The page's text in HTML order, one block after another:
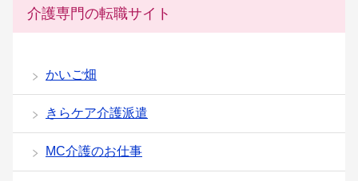
介護専門の転職サイト
かいご畑
きらケア介護派遣
MC介護のお仕事